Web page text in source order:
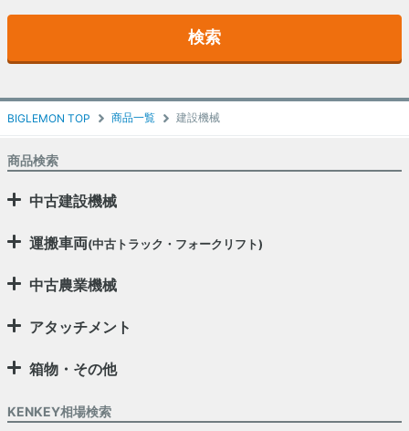
BIGLEMON TOP 商品一覧 建設機械
検索
商品検索
中古建設機械
運搬車両(中古トラック・フォークリフト)
中古農業機械
アタッチメント
箱物・その他
KENKEY相場検索